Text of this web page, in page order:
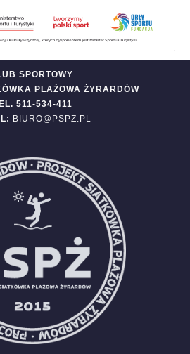
SPORTOWY
PLAŻOWA ŻYRARDÓW
511-534-411
BIURO@PSPZ.PL